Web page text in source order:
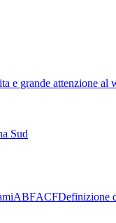
grande attenzione al
Sud
ABFACFDefinizione